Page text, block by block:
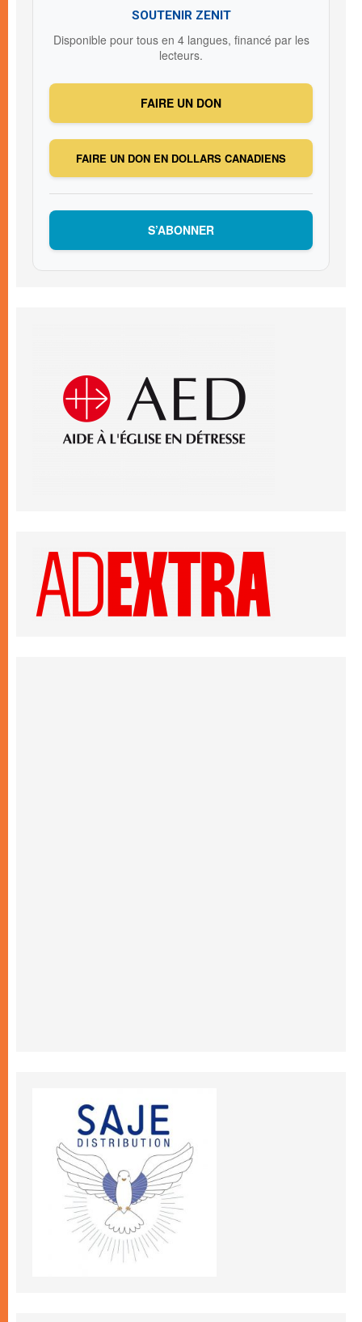
SOUTENIR ZENIT
Disponible pour tous en 4 langues, financé par les
lecteurs.
FAIRE UN DON
FAIRE UN DON EN DOLLARS CANADIENS
S’ABONNER